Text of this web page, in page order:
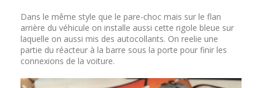
Dans le même style que le pare-choc mais sur le flan
arrière du véhicule on installe aussi cette rigole bleue sur
laquelle on aussi mis des autocollants. On reelie une
partie du réacteur à la barre sous la porte pour finir les
connexions de la voiture.